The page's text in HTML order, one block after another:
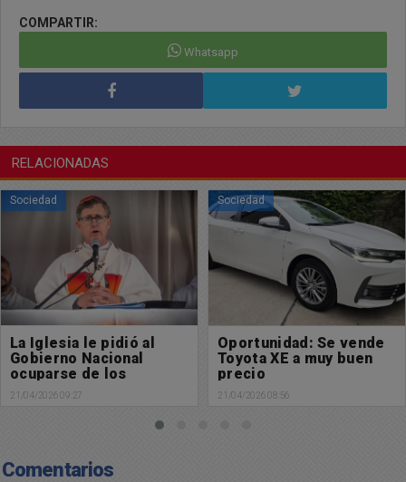
COMPARTIR:
Whatsapp
RELACIONADAS
Sociedad
Oportunidad: Se vende
Toyota XE a muy buen
precio
21/04/2026 08:56
Sociedad
Oportunidad: Se vende
Ford Focus SE a muy
buen precio
21/04/2026 08:54
Comentarios